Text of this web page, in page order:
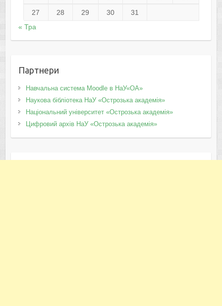
27 28 29 30
31
« Тра
Партнери
Навчальна система Moodle в НаУ«ОА»
Наукова бібліотека НаУ «Острозька академія»
Національний університет «Острозька академія»
Цифровий архів НаУ «Острозька академія»